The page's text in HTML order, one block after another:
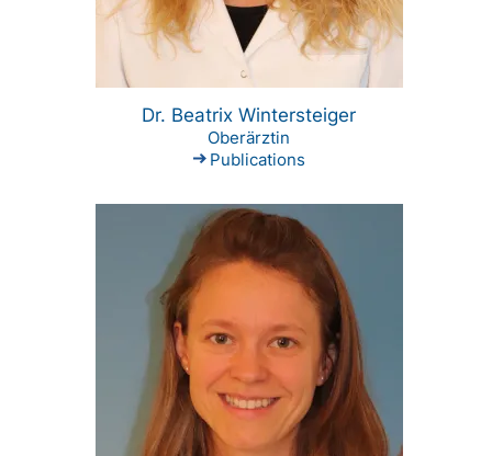
Dr. Beatrix Wintersteiger
Oberärztin
Publications